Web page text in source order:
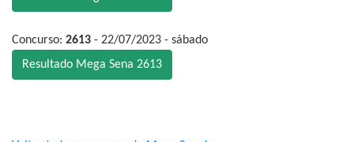
Concurso: 2613 - 22/07/2023 - sábado
Resultado Mega Sena 2613